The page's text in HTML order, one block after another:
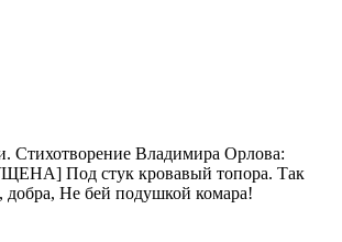
Стихотворение Владимира Орлова:
Под стук кровавый топора. Так
добра, Не бей подушкой комара!